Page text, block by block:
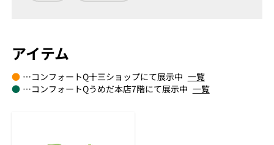
アイテム
●…コンフォートQ十三ショップにて展示中 一覧
●…コンフォートQうめだ本店7階にて展示中 一覧